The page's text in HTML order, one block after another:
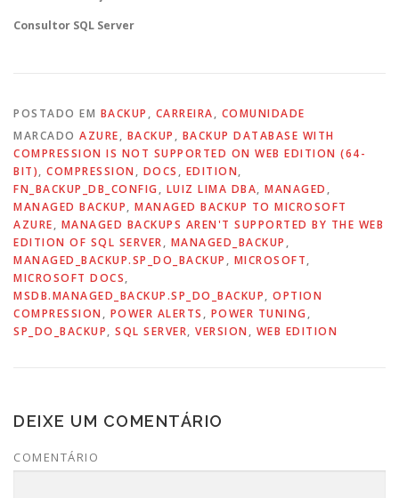
Consultor SQL Server
POSTADO EM BACKUP , CARREIRA, COMUNIDADE
MARCADO AZURE, BACKUP , BACKUP DATABASE WITH
COMPRESSION IS NOT SUPPORTED ON WEB EDITION (64-
BIT), COMPRESSION , DOCS , EDITION,
FN_BACKUP_DB_CONFIG , LUIZ LIMA DBA, MANAGED ,
MANAGED BACKUP, MANAGED BACKUP TO MICROSOFT
AZURE, MANAGED BACKUPS AREN'T SUPPORTED BY THE WEB
EDITION OF SQL SERVER, MANAGED_BACKUP ,
MANAGED_BACKUP.SP_DO_BACKUP , MICROSOFT,
MICROSOFT DOCS,
MSDB.MANAGED_BACKUP.SP_DO_BACKUP, OPTION
COMPRESSION , POWER ALERTS , POWER TUNING ,
SP_DO_BACKUP, SQL SERVER, VERSION , WEB EDITION
DEIXE UM COMENTÁRIO
COMENTÁRIO